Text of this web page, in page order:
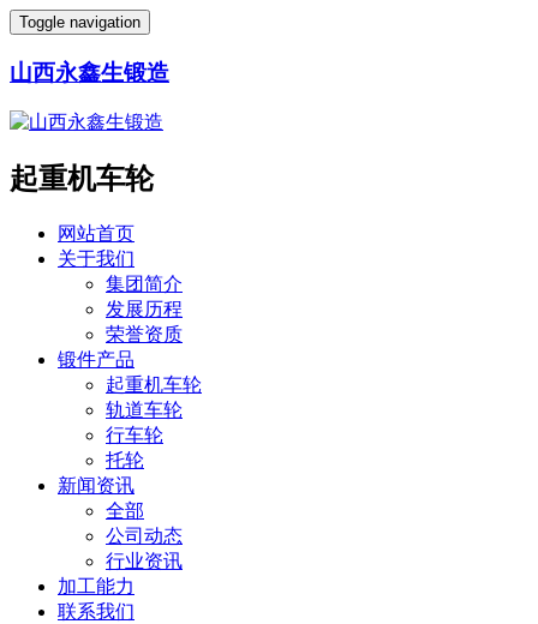
Toggle navigation
山西永鑫生锻造
起重机车轮
网站首页
关于我们
集团简介
发展历程
荣誉资质
锻件产品
起重机车轮
轨道车轮
行车轮
托轮
新闻资讯
全部
公司动态
行业资讯
加工能力
联系我们